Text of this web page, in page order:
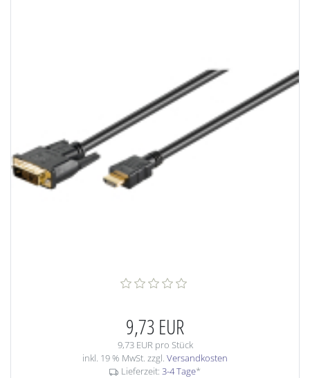
9,73 EUR
9,73 EUR pro Stück
inkl. 19 % MwSt. zzgl. Versandkosten
Lieferzeit: 3-4 Tage*